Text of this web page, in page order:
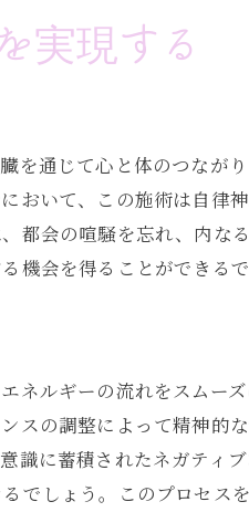
実現する
を通じて心と体のつなが
おいて、この施術は自律
都会の喧騒を忘れ、内な
機会を得ることができるで
ネルギーの流れをスムー
スの調整によって精神的
識に蓄積されたネガティ
でしょう。このプロセス